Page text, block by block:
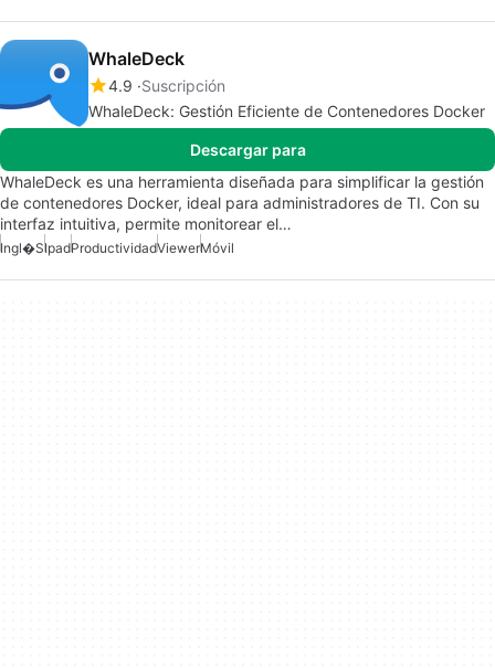
WhaleDeck
4.9 Suscripción
WhaleDeck: Gestión Eficiente de Contenedores Docker
Descargar para
WhaleDeck es una herramienta diseñada para simplificar la gestión
de contenedores Docker, ideal para administradores de TI. Con su
interfaz intuitiva, permite monitorear el…
Ingl�sIpadProductividadViewerMóvil